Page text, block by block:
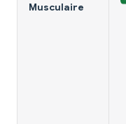
Musculaire